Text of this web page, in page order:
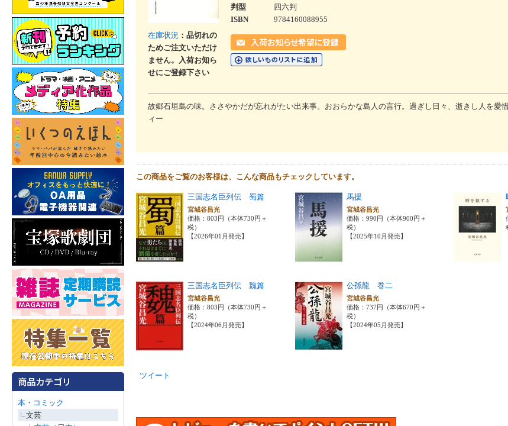
本・コミック
文芸
在庫状況 ：品切れの
ためご注文いただけ
ません。入荷お知ら
せにご登録下さい
判型
四六判
ISBN
9784160088955
故郷石垣島の味。ささやかだが忘れがたい出来事。おおらかな島人の言行。過ぎし日々、逝きし人を愛
ィー
この商品をご覧のお客様は、こんな商品もチェックしています。
三国志名臣列伝 蜀篇
宮城谷昌光
価格：803円（本体730円＋
税）
【2026年01月発売】
馬援
宮城谷昌光
価格：990円（本体900円＋
税）
【2025年10月発売】
三国志名臣列伝 魏篇
宮城谷昌光
価格：803円（本体730円＋
税）
【2024年06月発売】
公孫龍 巻二
宮城谷昌光
価格：737円（本体670円＋
税）
【2024年05月発売】
ツイート